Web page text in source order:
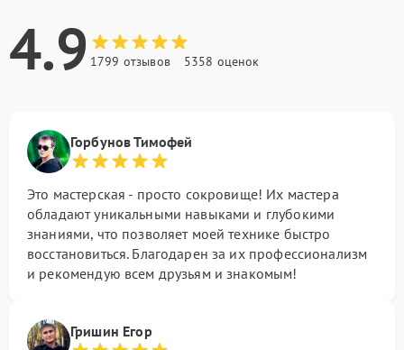
4.9 1799 отзывов 5358 оценок
Горбунов Тимофей
Это мастерская - просто сокровище! Их мастера
обладают уникальными навыками и глубокими
знаниями, что позволяет моей технике быстро
восстановиться. Благодарен за их профессионализм
и рекомендую всем друзьям и знакомым!
Гришин Егор